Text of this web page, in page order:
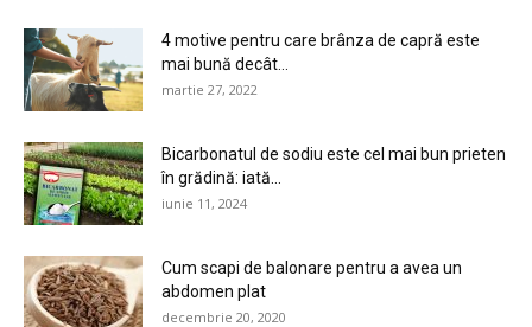
4 motive pentru care brânza de capră este
mai bună decât...
martie 27, 2022
Bicarbonatul de sodiu este cel mai bun prieten
în grădină: iată...
iunie 11, 2024
Cum scapi de balonare pentru a avea un
abdomen plat
decembrie 20, 2020